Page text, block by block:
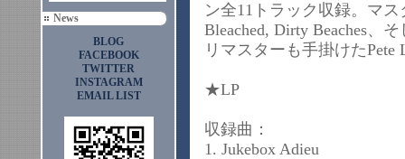
News
BLOG
FACEBOOK
TWITTER
INSTAGRAM
EMAIL LIST
ン全11トラック収録。マス
Bleached, Dirty Beaches、
リマスターも手掛けたPete
★LP
収録曲：
1. Jukebox Adieu